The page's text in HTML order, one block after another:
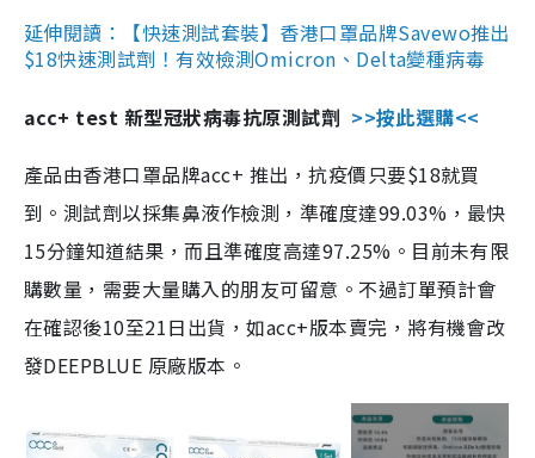
延伸閱讀：【快速測試套裝】香港口罩品牌Savewo推出
$18快速測試劑！有效檢測Omicron、Delta變種病毒
acc+ test 新型冠狀病毒抗原測試劑 >>按此選購<<
產品由香港口罩品牌acc+ 推出，抗疫價只要$18就買
到。測試劑以採集鼻液作檢測，準確度達99.03%，最快
15分鐘知道結果，而且準確度高達97.25%。目前未有限
購數量，需要大量購入的朋友可留意。不過訂單預計會
在確認後10至21日出貨，如acc+版本賣完，將有機會改
發DEEPBLUE 原廠版本。